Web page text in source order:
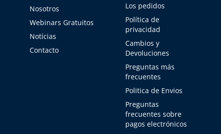
Nosotros
Webinars Gratuitos
Notícias
Contacto
Los pedidos
Política de
privacidad
Cambios y
Devoluciones
Preguntas más
frecuentes
Politica de Envios
Preguntas
frecuentes sobre
pagos electrónicos